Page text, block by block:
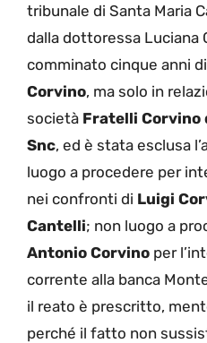
tribunale di Santa Maria
dalla dottoressa Luciana
comminato cinque anni
Corvino, ma solo in
società Fratelli Corvino
Snc, ed è stata esclusa
luogo a procedere per
nei confronti di Luigi
Cantelli; non luogo a
Antonio Corvino per
corrente alla banca
il reato è prescritto,
perché il fatto non